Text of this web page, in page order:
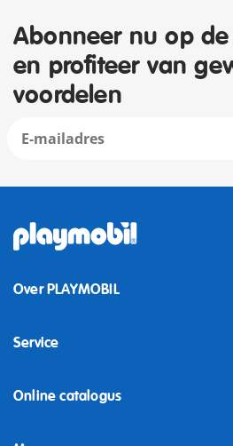
Abonneer nu op
en profiteer van
voordelen
Over PLAYMOBIL
Service
Online catalogus